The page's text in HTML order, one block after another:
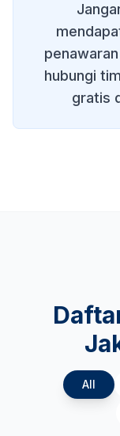
hubungi
gratis
All